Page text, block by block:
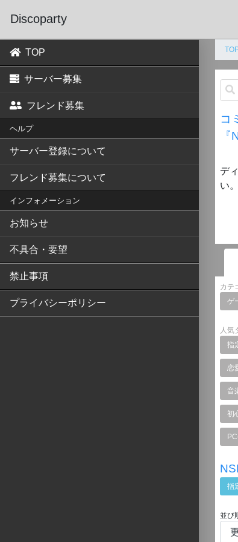
Discoparty
TOP
サーバー募集
フレンド募集
ヘルプ
サーバー登録について
フレンド募集について
インフォメーション
お知らせ
不具合・要望
禁止事項
プライバシーポリシー
コ
『
デ
い。
カテ
ゲ
人気
指
恋
音
初
指
並び